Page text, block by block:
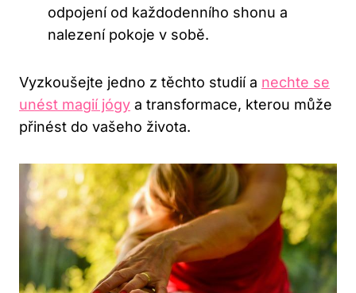
odpojení od každodenního shonu a
nalezení pokoje v sobě.
Vyzkoušejte jedno z těchto studií a nechte se
unést magií jógy a transformace, kterou může
přinést do vašeho života.